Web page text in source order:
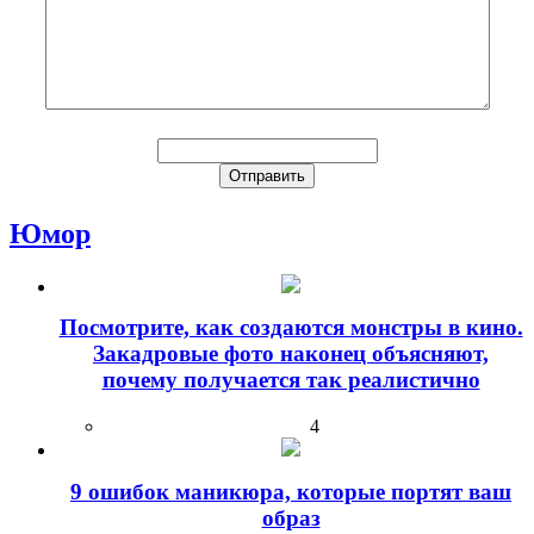
Юмор
Посмотрите, как создаются монстры в кино.
Закадровые фото наконец объясняют,
почему получается так реалистично
4
9 ошибок маникюра, которые портят ваш
образ